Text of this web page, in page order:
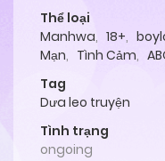
Thể loại
Manhwa, 18+,
Mạn, Tình Cảm,
Tag
Dưa leo truyện
Tình trạng
ongoing